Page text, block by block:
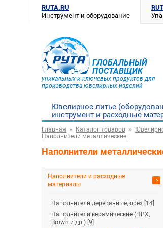
RUTA.RU
Инструмент и оборудование
ГЛОБАЛЬНЫЙ
ПОСТАВЩИК
уникальных и ключевых продуктов для
производства ювелирных изделий
Ювелирное литье
инструмент и расходные
Главная Каталог товаров
Наполнители металлические
Наполнители
Наполнители и расходные
материалы
Наполнители деревянные, орех [14]
Наполнители керамические (HPX,
Brown и др.) [9]